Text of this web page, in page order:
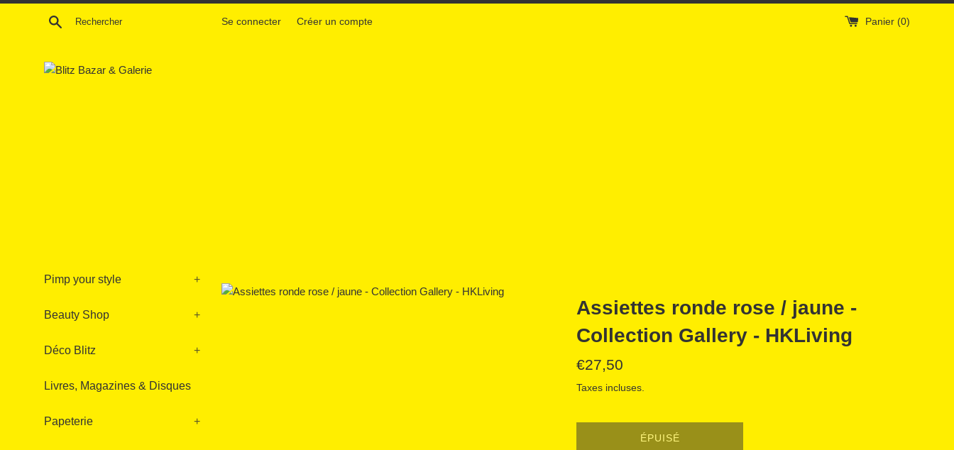
Passer
Recherche Se connecter Créer un compte Panier (0)
Pimp your style +
Beauty Shop +
Déco Blitz +
Livres, Magazines & Disques
Papeterie +
Assiettes ronde rose / jaune -
Collection Gallery - HKLiving
Prix
€27,50
Taxes incluses.
ÉPUISÉ